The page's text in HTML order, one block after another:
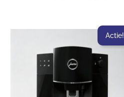
Actie!